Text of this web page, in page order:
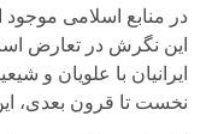
در منابع اسلامی موجود
این نگرش در تعارض
ایرانیان با علویان و
نخست تا قرون بعدی،